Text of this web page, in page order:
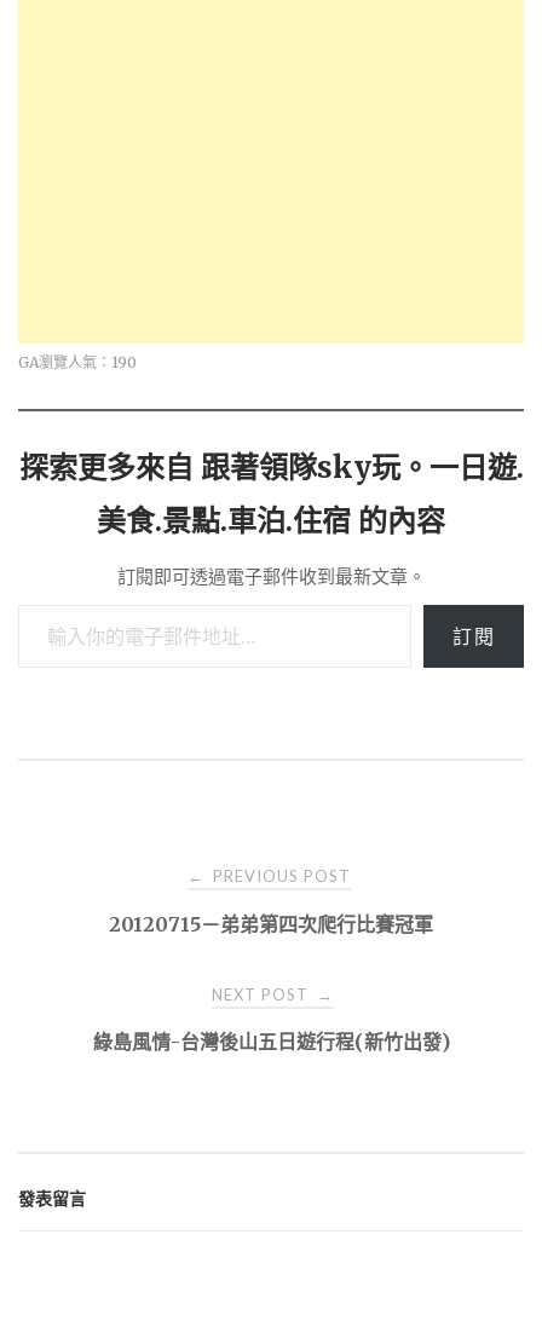
GA瀏覽人氣：190
探索更多來自 跟著領隊sky玩。一日遊.
美食.景點.車泊.住宿 的內容
訂閱即可透過電子郵件收到最新文章。
訂閱
navigation
← PREVIOUS POST
20120715－弟弟第四次爬行比賽冠軍
NEXT POST →
綠島風情-台灣後山五日遊行程(新竹出發)
發表留言